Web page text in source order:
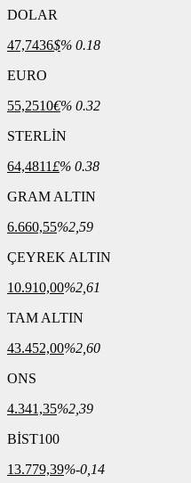
DOLAR
47,7436$% 0.18
EURO
55,2510€% 0.32
STERLİN
64,4811£% 0.38
GRAM ALTIN
6.660,55%2,59
ÇEYREK ALTIN
10.910,00%2,61
TAM ALTIN
43.452,00%2,60
ONS
4.341,35%2,39
BİST100
13.779,39%-0,14